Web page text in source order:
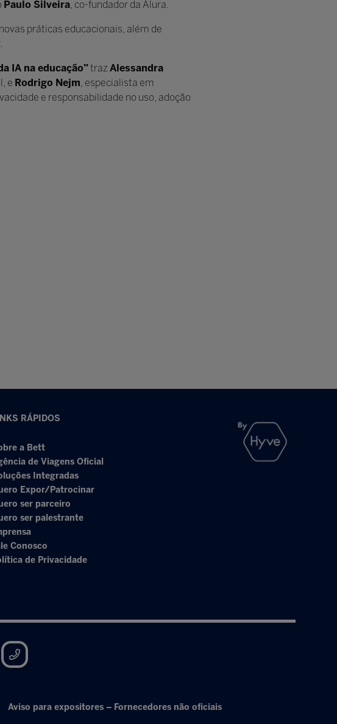
Paulo Silveira, co-fundador da Alura.
práticas educacionais, além de
IA na educação”traz Alessandra
e Rodrigo Nejm, especialista em
e responsabilidade no uso, adoção
RÁPIDOS
a Bett
de Viagens Oficial
Integradas
Expor/Patrocinar
ser parceiro
ser palestrante
Conosco
de Privacidade
Aviso para expositores – Fornecedores não oficiais